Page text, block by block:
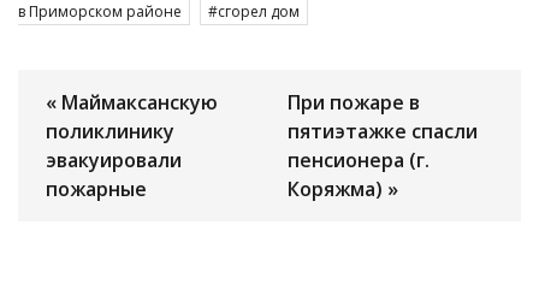
в Приморском районе
сгорел дом
« Маймаксанскую
поликлинику
эвакуировали
пожарные
При пожаре в
пятиэтажке спасли
пенсионера (г.
Коряжма) »